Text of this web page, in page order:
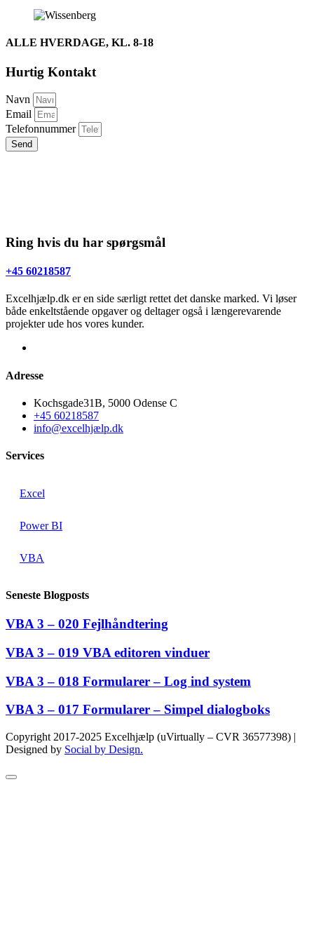
ALLE HVERDAGE, KL. 8-18
Hurtig Kontakt
Navn
Email
Telefonnummer
Send
Ring hvis du har spørgsmål
+45 60218587
Excelhjælp.dk er en side særligt rettet det danske marked. Vi løser
både enkeltstående opgaver og deltager også i længerevarende
projekter ude hos vores kunder.
Adresse
Kochsgade31B, 5000 Odense C
+45 60218587
info@excelhjælp.dk
Services
Excel
Power BI
VBA
Seneste Blogposts
VBA 3 – 020 Fejlhåndtering
VBA 3 – 019 VBA editoren vinduer
VBA 3 – 018 Formularer – Log ind system
VBA 3 – 017 Formularer – Simpel dialogboks
Copyright 2017-2025 Excelhjælp (uVirtually – CVR 36577398) |
Designed by Social by Design.